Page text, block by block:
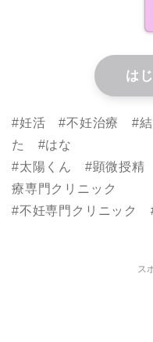
は
#妊活 #不妊治療 #
た #はな
#太陽くん #顕微授精
療専門クリニック
#不妊専門クリニック
ス